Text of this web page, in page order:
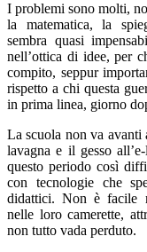
I problemi sono molti,
la matematica, la
sembra quasi
nell’ottica di idee, per
compito, seppur
rispetto a chi questa
in prima linea, giorno
La scuola non va avanti
lavagna e il gesso
questo periodo così
con tecnologie che
didattici. Non è facile
nelle loro camerette,
non tutto vada perduto.